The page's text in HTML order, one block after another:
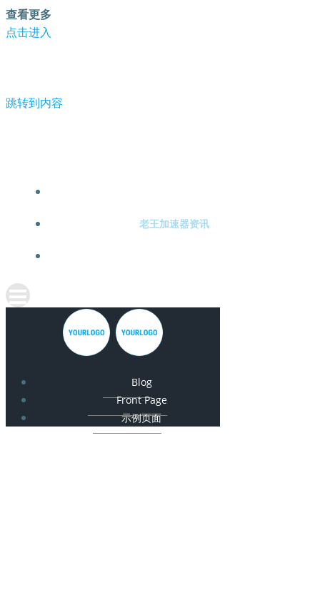
查看更多
点击进入
跳转到内容
老王加速器资讯
Blog
Front Page
示例页面